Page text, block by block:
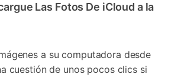
Las Fotos De iCloud a la
a su computadora desde
cuestión de unos pocos clics si